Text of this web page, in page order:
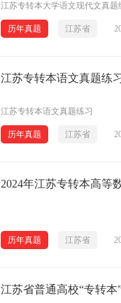
江苏专转本大学语文现代文真题
历年真题 江苏省
江苏专转本语文真题练
江苏专转本语文真题练习
历年真题 江苏省
2024年江苏专转本高等
历年真题 江苏省